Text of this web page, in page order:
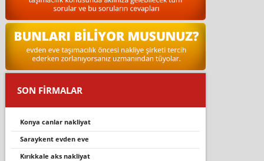
SON FİRMALAR
konya canlar nakliyat
saraykent evden eve
kırıkkale aks nakliyat